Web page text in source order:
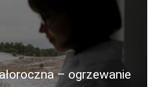
– ogrzewanie